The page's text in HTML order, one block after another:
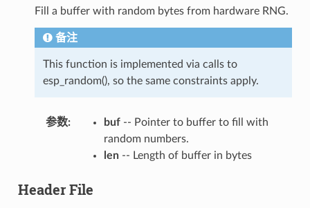
Fill a buffer with random bytes from hardware RNG.
备注
This function is implemented via calls to
esp_random(), so the same constraints apply.
参数: buf-- Pointer to buffer to fill with
random numbers.
len-- Length of buffer in bytes
Header File